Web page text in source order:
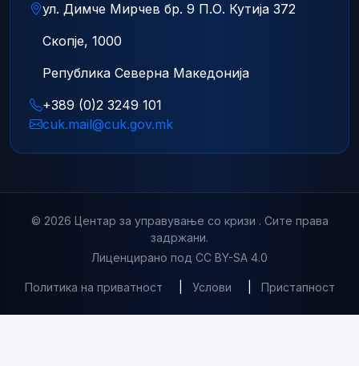
ул. Димче Мирчев бр. 9 П.О. Кутија 372
Скопје, 1000
Република Северна Македонија
+389 (0)2 3249 101
cuk.mail@cuk.gov.mk
© 2026 Центар за управување со кризи . Сите права
задржани.
Лиценцирано под CC BY-SA 4.0
Политика на приватност Услови Пристапност